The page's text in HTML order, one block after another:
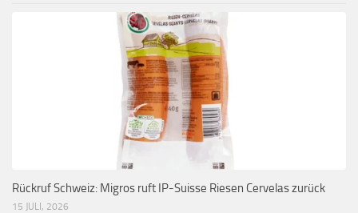
Rückruf Schweiz: Migros ruft IP-Suisse Riesen Cervelas zurück
15 JULI, 2026